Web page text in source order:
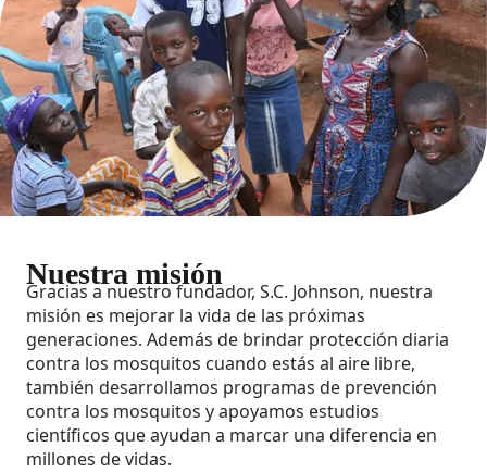
Nuestra misión
Gracias a nuestro fundador, S.C. Johnson, nuestra
misión es mejorar la vida de las próximas
generaciones. Además de brindar protección diaria
contra los mosquitos cuando estás al aire libre,
también desarrollamos programas de prevención
contra los mosquitos y apoyamos estudios
científicos que ayudan a marcar una diferencia en
millones de vidas.